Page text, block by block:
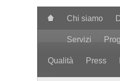
Chi siamo
Servizi
Qualità Press